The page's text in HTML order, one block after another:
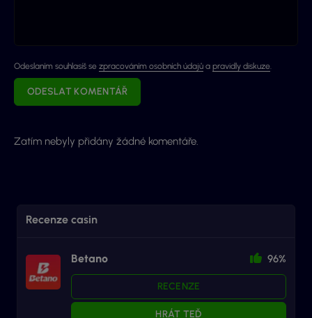
Odeslaním souhlasíš se zpracováním osobních údajů a pravidly diskuze
ODESLAT KOMENTÁŘ
Zatím nebyly přidány žádné komentáře.
Recenze casin
Betano 96%
RECENZE
HRÁT TEĎ